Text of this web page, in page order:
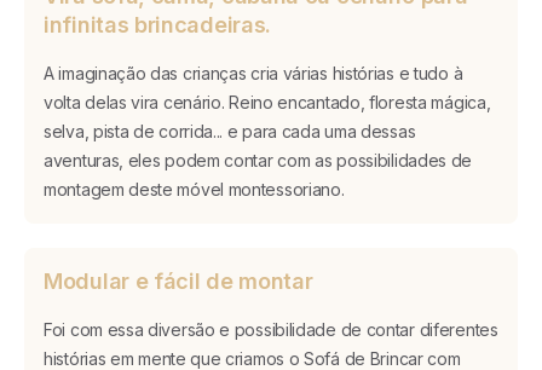
infinitas brincadeiras.
A imaginação das crianças cria várias histórias e tudo à
volta delas vira cenário. Reino encantado, floresta mágica,
selva, pista de corrida... e para cada uma dessas
aventuras, eles podem contar com as possibilidades de
montagem deste móvel montessoriano.
Modular e fácil de montar
Foi com essa diversão e possibilidade de contar diferentes
histórias em mente que criamos o Sofá de Brincar com